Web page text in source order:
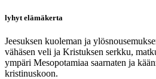
lyhyt elämäkerta
Jeesuksen kuoleman ja
vähäsen veli ja Kristuksen serkku,
ympäri Mesopotamiaa saarnaten ja
kristinuskoon.